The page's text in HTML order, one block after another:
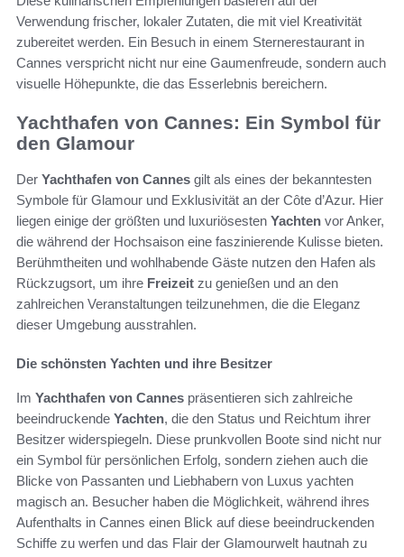
Verwendung frischer, lokaler Zutaten, die mit viel Kreativität
zubereitet werden. Ein Besuch in einem Sternerestaurant in
Cannes verspricht nicht nur eine Gaumenfreude, sondern auch
visuelle Höhepunkte, die das Esserlebnis bereichern.
Yachthafen von Cannes: Ein Symbol für
den Glamour
Der Yachthafen von Cannes gilt als eines der bekanntesten
Symbole für Glamour und Exklusivität an der Côte d’Azur. Hier
liegen einige der größten und luxuriösesten Yachten vor Anker,
die während der Hochsaison eine faszinierende Kulisse bieten.
Berühmtheiten und wohlhabende Gäste nutzen den Hafen als
Rückzugsort, um ihre Freizeit zu genießen und an den
zahlreichen Veranstaltungen teilzunehmen, die die Eleganz
dieser Umgebung ausstrahlen.
Die schönsten Yachten und ihre Besitzer
Im Yachthafen von Cannes präsentieren sich zahlreiche
beeindruckende Yachten, die den Status und Reichtum ihrer
Besitzer widerspiegeln. Diese prunkvollen Boote sind nicht nur
ein Symbol für persönlichen Erfolg, sondern ziehen auch die
Blicke von Passanten und Liebhabern von Luxus yachten
magisch an. Besucher haben die Möglichkeit, während ihres
Aufenthalts in Cannes einen Blick auf diese beeindruckenden
Schiffe zu werfen und das Flair der Glamourwelt hautnah zu